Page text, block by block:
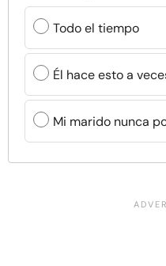
Todo el tiempo
Él hace esto a
Mi marido nunca